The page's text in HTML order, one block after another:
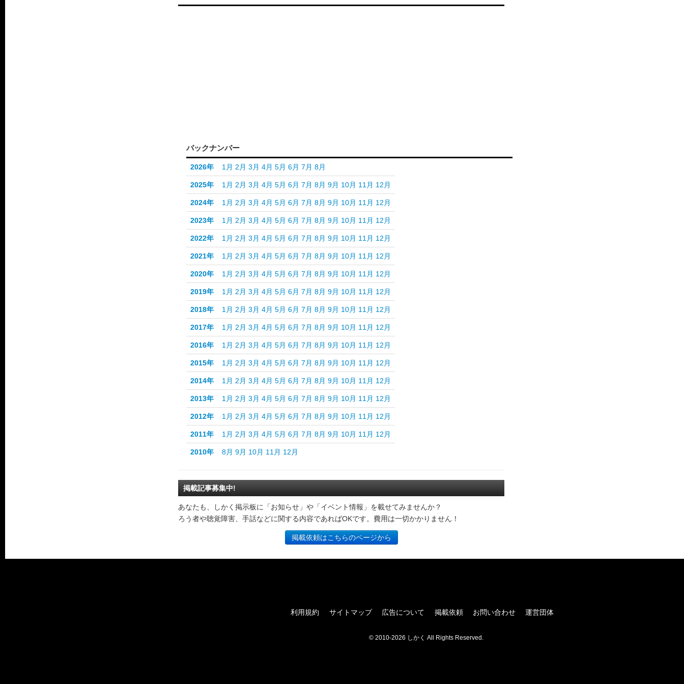
バックナンバー
2026年 1月 2月 3月 4月 5月 6月 7月 8月
2025年 1月 2月 3月 4月 5月 6月 7月 8月 9月 10月 11月 12月
2024年 1月 2月 3月 4月 5月 6月 7月 8月 9月 10月 11月 12月
2023年 1月 2月 3月 4月 5月 6月 7月 8月 9月 10月 11月 12月
2022年 1月 2月 3月 4月 5月 6月 7月 8月 9月 10月 11月 12月
2021年 1月 2月 3月 4月 5月 6月 7月 8月 9月 10月 11月 12月
2020年 1月 2月 3月 4月 5月 6月 7月 8月 9月 10月 11月 12月
2019年 1月 2月 3月 4月 5月 6月 7月 8月 9月 10月 11月 12月
2018年 1月 2月 3月 4月 5月 6月 7月 8月 9月 10月 11月 12月
2017年 1月 2月 3月 4月 5月 6月 7月 8月 9月 10月 11月 12月
2016年 1月 2月 3月 4月 5月 6月 7月 8月 9月 10月 11月 12月
2015年 1月 2月 3月 4月 5月 6月 7月 8月 9月 10月 11月 12月
2014年 1月 2月 3月 4月 5月 6月 7月 8月 9月 10月 11月 12月
2013年 1月 2月 3月 4月 5月 6月 7月 8月 9月 10月 11月 12月
2012年 1月 2月 3月 4月 5月 6月 7月 8月 9月 10月 11月 12月
2011年 1月 2月 3月 4月 5月 6月 7月 8月 9月 10月 11月 12月
2010年 8月 9月 10月 11月 12月
掲載記事募集中!
あなたも、しかく掲示板に「お知らせ」や「イベント情報」を載せてみませんか？
ろう者や聴覚障害、手話などに関する内容であればOKです。費用は一切かかりません！
掲載依頼はこちらのページから
利用規約 サイトマップ 広告について 掲載依頼 お問い合わせ 運営団体
© 2010-2026 しかく All Rights Reserved.